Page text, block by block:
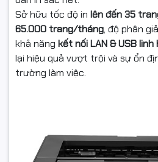
Sở hữu tốc độ in lên đến 35
65.000 trang/tháng, độ phân
khả năng kết nối LAN & USB
lại hiệu quả vượt trội và sự ổn
trường làm việc.